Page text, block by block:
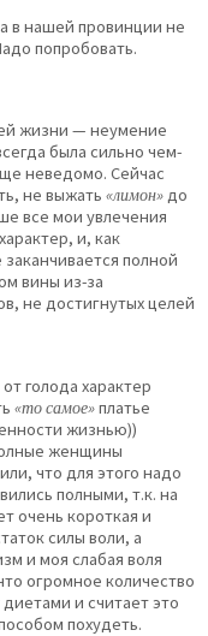
в нашей провинции не
попробовать.
жизни — неумение
была сильно чем-
неведомо. Сейчас
не выжать «лимон»до
все мои увлечения
и, как
полной
вины из-за
не достигнутых целей
голода характер
«то самое»платье
жизнью))
женщины
что для этого надо
полными, т.к. на
очень короткая и
силы воли, а
и моя слабая воля
огромное количество
и считает это
похудеть.